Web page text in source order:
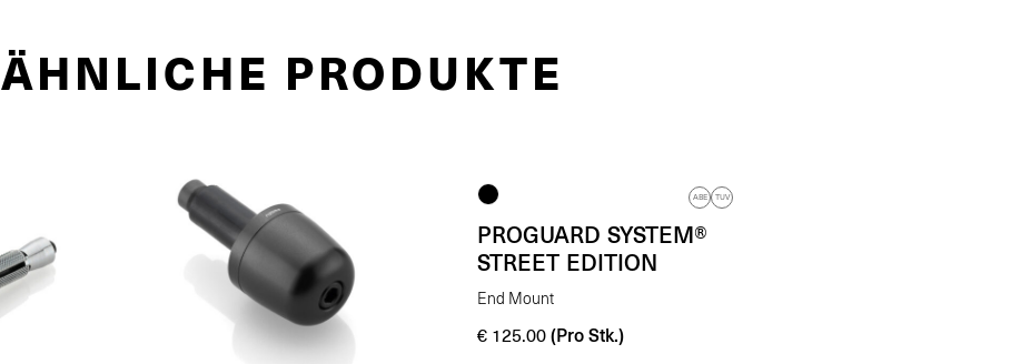
ÄHNLICHE PRODUKTE
ABE TUV
PROGUARD SYSTEM®
STREET EDITION
End Mount
€ 125.00 (Pro Stk.)